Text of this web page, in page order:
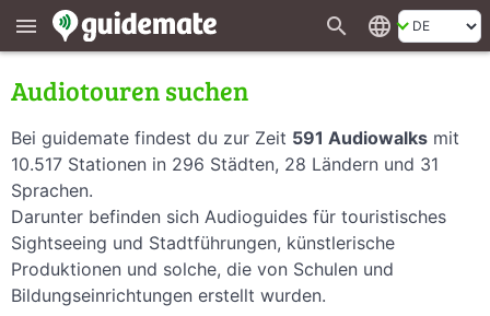
menu search language
Audiotouren suchen
Bei guidemate findest du zur Zeit 591 Audiowalks mit
10.517 Stationen in 296 Städten, 28 Ländern und 31
Sprachen.
Darunter befinden sich Audioguides für touristisches
Sightseeing und Stadtführungen, künstlerische
Produktionen und solche, die von Schulen und
Bildungseinrichtungen erstellt wurden.